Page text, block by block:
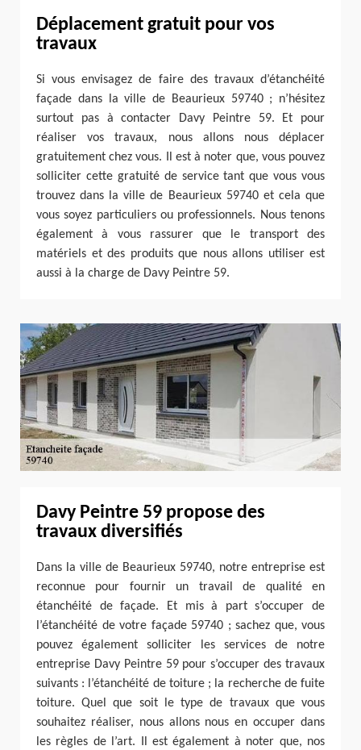
Déplacement gratuit pour vos
travaux
Si vous envisagez de faire des travaux d’étanchéité
façade dans la ville de Beaurieux 59740 ; n’hésitez
surtout pas à contacter Davy Peintre 59. Et pour
réaliser vos travaux, nous allons nous déplacer
gratuitement chez vous. Il est à noter que, vous pouvez
solliciter cette gratuité de service tant que vous vous
trouvez dans la ville de Beaurieux 59740 et cela que
vous soyez particuliers ou professionnels. Nous tenons
également à vous rassurer que le transport des
matériels et des produits que nous allons utiliser est
aussi à la charge de Davy Peintre 59.
Davy Peintre 59 propose des
travaux diversifiés
Dans la ville de Beaurieux 59740, notre entreprise est
reconnue pour fournir un travail de qualité en
étanchéité de façade. Et mis à part s’occuper de
l’étanchéité de votre façade 59740 ; sachez que, vous
pouvez également solliciter les services de notre
entreprise Davy Peintre 59 pour s’occuper des travaux
suivants : l’étanchéité de toiture ; la recherche de fuite
toiture. Quel que soit le type de travaux que vous
souhaitez réaliser, nous allons nous en occuper dans
les règles de l’art. Il est également à noter que, nos